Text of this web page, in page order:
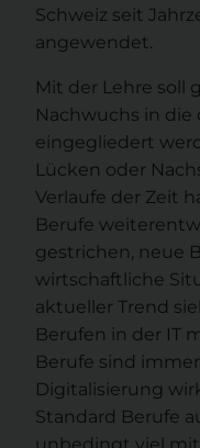
Schweiz seit
angewendet.
Mit der Lehre soll
Nachwuchs in
eingegliedert
Lücken oder
Verlaufe der Zeit
Berufe
gestrichen, neue
wirtschaftliche
aktueller Trend
Berufen in der IT
Berufe sind
Digitalisierung
Standard Berufe